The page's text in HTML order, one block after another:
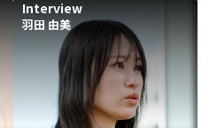
Interview
羽田 由美